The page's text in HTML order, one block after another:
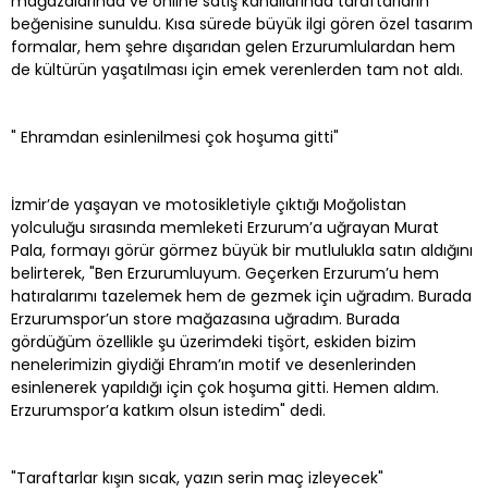
beğenisine sunuldu. Kısa sürede büyük ilgi gören özel tasarım
formalar, hem şehre dışarıdan gelen Erzurumlulardan hem
de kültürün yaşatılması için emek verenlerden tam not aldı.
" Ehramdan esinlenilmesi çok hoşuma gitti"
İzmir’de yaşayan ve motosikletiyle çıktığı Moğolistan
yolculuğu sırasında memleketi Erzurum’a uğrayan Murat
Pala, formayı görür görmez büyük bir mutlulukla satın aldığını
belirterek, "Ben Erzurumluyum. Geçerken Erzurum’u hem
hatıralarımı tazelemek hem de gezmek için uğradım. Burada
Erzurumspor’un store mağazasına uğradım. Burada
gördüğüm özellikle şu üzerimdeki tişört, eskiden bizim
nenelerimizin giydiği Ehram’ın motif ve desenlerinden
esinlenerek yapıldığı için çok hoşuma gitti. Hemen aldım.
Erzurumspor’a katkım olsun istedim" dedi.
"Taraftarlar kışın sıcak, yazın serin maç izleyecek"